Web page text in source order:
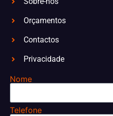
Orçamentos
Contactos
Privacidade
Nome
Telefone